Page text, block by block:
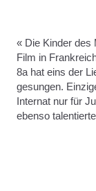
« Die Kinder des
Film in
8a hat eins der
gesungen.
Internat nur für
ebenso